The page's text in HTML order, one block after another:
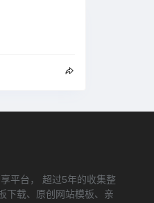
平台， 超过5年的收集整
下载、原创网站模板、亲